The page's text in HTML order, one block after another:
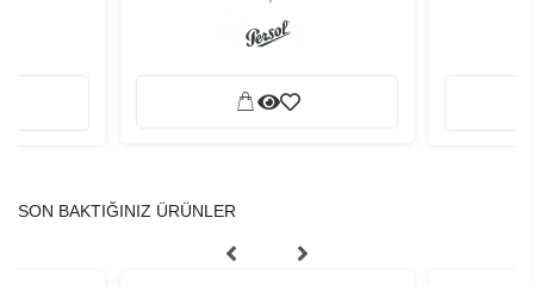
SON BAKTIĞINIZ ÜRÜNLER